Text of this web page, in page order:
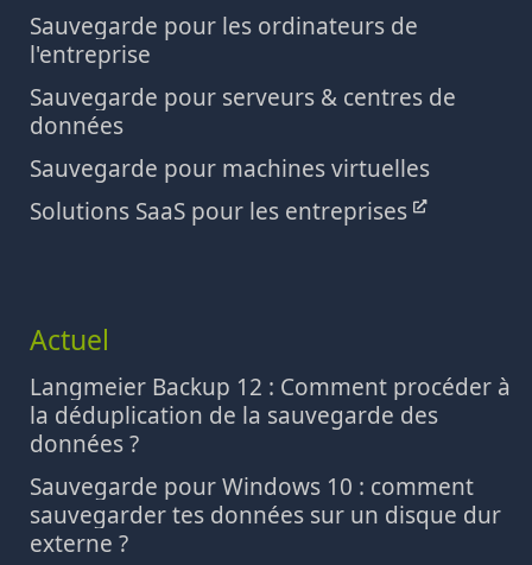
Sauvegarde pour les ordinateurs de
l'entreprise
Sauvegarde pour serveurs & centres de
données
Sauvegarde pour machines virtuelles
Solutions SaaS pour les entreprises
Actuel
Langmeier Backup 12 : Comment procéder à
la déduplication de la sauvegarde des
données ?
Sauvegarde pour Windows 10 : comment
sauvegarder tes données sur un disque dur
externe ?